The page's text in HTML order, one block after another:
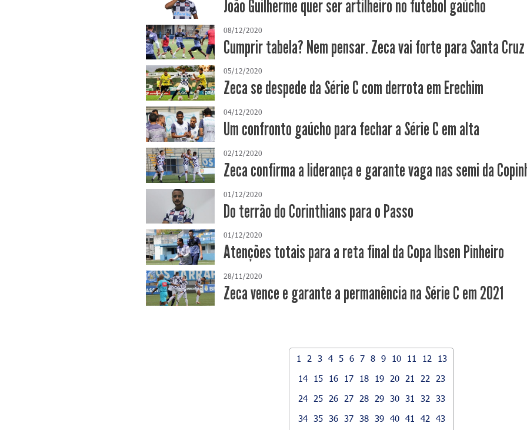
João Guilherme quer ser artilheiro no futebol gaúcho
08/12/2020
Cumprir tabela? Nem pensar. Zeca vai forte para Santa Cruz
05/12/2020
Zeca se despede da Série C com derrota em Erechim
04/12/2020
Um confronto gaúcho para fechar a Série C em alta
02/12/2020
Zeca confirma a liderança e garante vaga nas semi da
01/12/2020
Do terrão do Corinthians para o Passo
01/12/2020
Atenções totais para a reta final da Copa Ibsen Pinheiro
28/11/2020
Zeca vence e garante a permanência na Série C em 2021
1 2 3 4 5 6 7 8 9 10 11 12
13
14
15 16 17 18 19 20 21 22
23
24
25 26 27 28 29 30 31 32
33
34 35 36 37 38 39 40 41 42
43